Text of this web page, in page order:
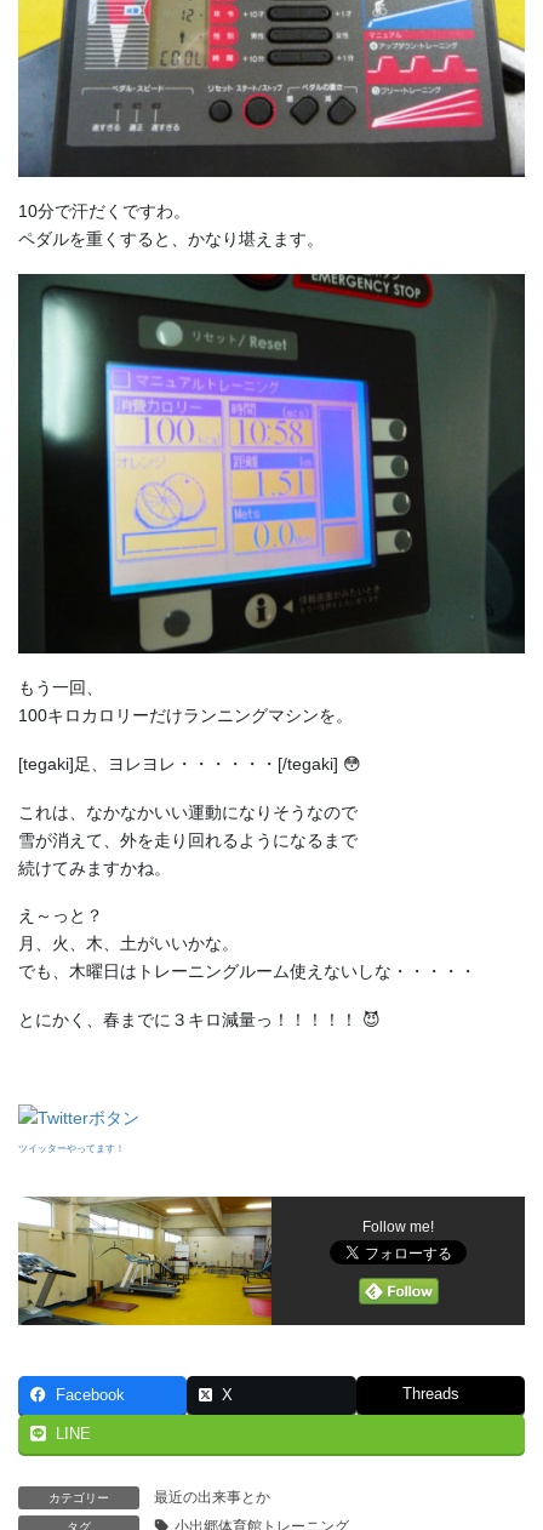
10分で汗だくですわ。
ペダルを重くすると、かなり堪えます。
もう一回、
100キロカロリーだけランニングマシンを。
[tegaki]足、ヨレヨレ・・・・・・[/tegaki] 😳
これは、なかなかいい運動になりそうなので
雪が消えて、外を走り回れるようになるまで
続けてみますかね。
え～っと？
月、火、木、土がいいかな。
でも、木曜日はトレーニングルーム使えないしな・・・・・
とにかく、春までに３キロ減量っ！！！！！ 😈
ツイッターやってます！
Follow me!
Facebook X Threads
LINE
カテゴリー 最近の出来事とか
タグ 小出郷体育館トレーニング